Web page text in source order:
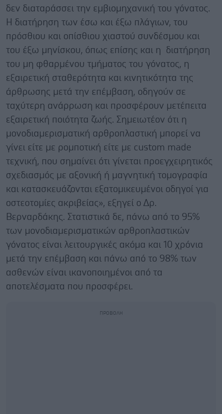
δεν διαταράσσει την εμβιομηχανική του γόνατος.
Η διατήρηση των έσω και έξω πλάγιων, του
πρόσθιου και οπίσθιου χιαστού συνδέσμου και
του έξω μηνίσκου, όπως επίσης και η διατήρηση
του μη φθαρμένου τμήματος του γόνατος, η
εξαιρετική σταθερότητα και κινητικότητα της
άρθρωσης μετά την επέμβαση, οδηγούν σε
ταχύτερη ανάρρωση και προσφέρουν μετέπειτα
εξαιρετική ποιότητα ζωής. Σημειωτέον ότι η
μονοδιαμερισματική αρθροπλαστική μπορεί να
γίνει είτε με ρομποτική είτε με custom made
τεχνική, που σημαίνει ότι γίνεται προεγχειρητικός
σχεδιασμός με αξονική ή μαγνητική τομογραφία
και κατασκευάζονται εξατομικευμένοι οδηγοί για
οστεοτομίες ακριβείας», εξηγεί ο Δρ.
Βερναρδάκης. Στατιστικά δε, πάνω από το 95%
των μονοδιαμερισματικών αρθροπλαστικών
γόνατος είναι λειτουργικές ακόμα και 10 χρόνια
μετά την επέμβαση και πάνω από το 98% των
ασθενών είναι ικανοποιημένοι από τα
αποτελέσματα που προσφέρει.